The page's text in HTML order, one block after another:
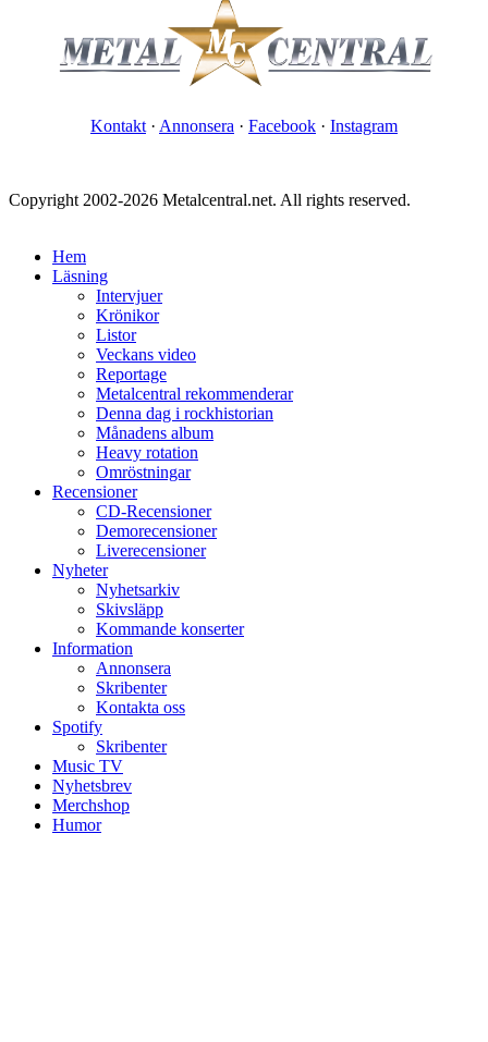
Kontakt · Annonsera · Facebook · Instagram
Copyright 2002-2026 Metalcentral.net. All rights reserved.
Hem
Läsning
Intervjuer
Krönikor
Listor
Veckans video
Reportage
Metalcentral rekommenderar
Denna dag i rockhistorian
Månadens album
Heavy rotation
Omröstningar
Recensioner
CD-Recensioner
Demorecensioner
Liverecensioner
Nyheter
Nyhetsarkiv
Skivsläpp
Kommande konserter
Information
Annonsera
Skribenter
Kontakta oss
Spotify
Skribenter
Music TV
Nyhetsbrev
Merchshop
Humor